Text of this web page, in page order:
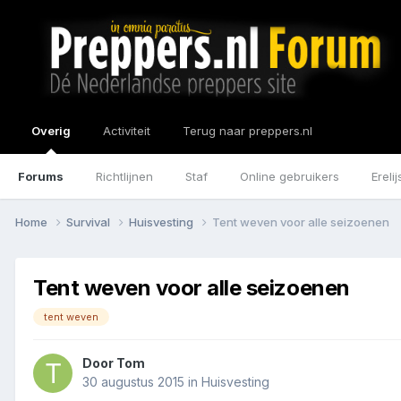
Overig
Forums Richtlijnen Staf Online gebruikers
Activiteit Terug naar preppers.nl
Home Survival Huisvesting Tent weven voor alle seizoenen
Tent weven voor alle seizoenen
tent weven
Door Tom
30 augustus 2015 in Huisvesting